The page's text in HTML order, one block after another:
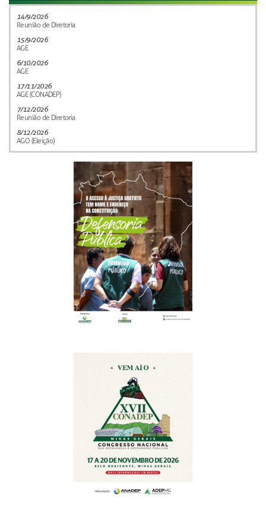
14/9/2026
Reunião de Diretoria
15/9/2026
AGE
6/10/2026
AGE
17/11/2026
AGE (CONADEP)
7/12/2026
Reunião de Diretoria
8/12/2026
AGO (Eleição)